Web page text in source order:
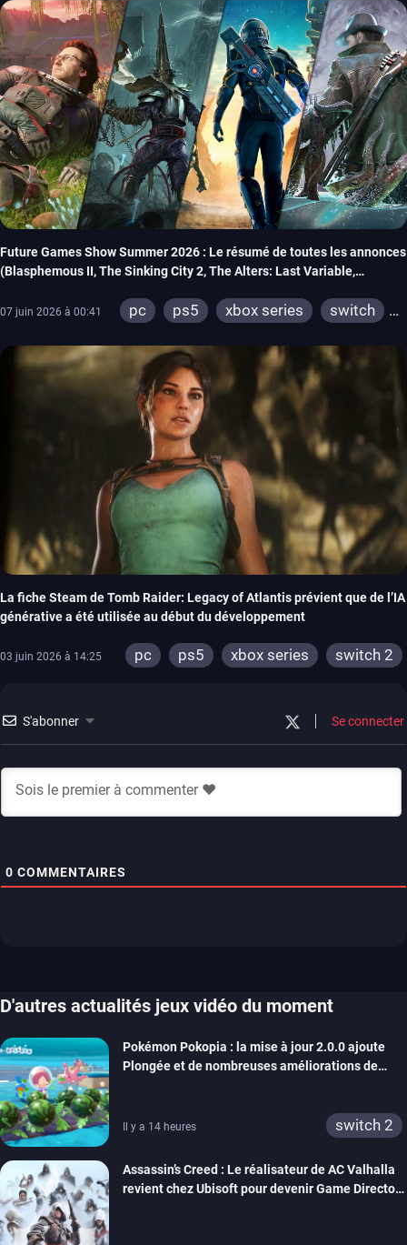
Future Games Show Summer 2026 : Le résumé de toutes les annonces
(Blasphemous II, The Sinking City 2, The Alters: Last Variable,
07 juin 2026 à 00:41 pc ps5 xbox series
switch
meta quest
playstation vr 2
steamvr
switch 2
La fiche Steam de Tomb Raider: Legacy of Atlantis prévient que de l’IA
générative a été utilisée au début du développement
03 juin 2026 à 14:25 pc ps5 xbox series switch 2
S'abonner Se connecter
0 COMMENTAIRES
D'autres actualités jeux vidéo du moment
Pokémon Pokopia : la mise à jour 2.0.0 ajoute
Plongée et de nombreuses améliorations de
Il y a 14 heures switch 2
Assassin’s Creed : Le réalisateur de AC Valhalla
revient chez Ubisoft pour devenir Game Director